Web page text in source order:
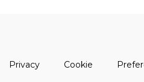
Privacy(apre una nuova finestra)
Cookie (apre una